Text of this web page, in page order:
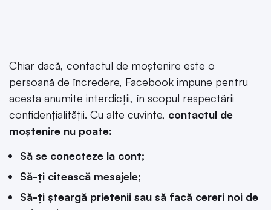
Chiar dacă, contactul de moștenire este o
persoană de încredere, Facebook impune pentru
acesta anumite interdicții, în scopul respectării
confidențialității. Cu alte cuvinte, contactul de
moștenire nu poate:
Să se conecteze la cont;
Să-ți citească mesajele;
Să-ți șteargă prietenii sau să facă cereri noi de